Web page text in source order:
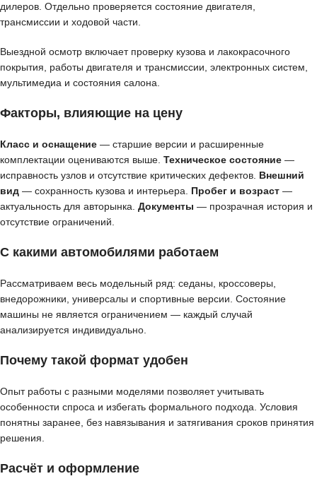
дилеров. Отдельно проверяется состояние двигателя,
трансмиссии и ходовой части.
Выездной осмотр включает проверку кузова и лакокрасочного
покрытия, работы двигателя и трансмиссии, электронных систем,
мультимедиа и состояния салона.
Факторы, влияющие на цену
Класс и оснащение — старшие версии и расширенные
комплектации оцениваются выше. Техническое состояние —
исправность узлов и отсутствие критических дефектов. Внешний
вид — сохранность кузова и интерьера. Пробег и возраст —
актуальность для авторынка. Документы — прозрачная история и
отсутствие ограничений.
С какими автомобилями работаем
Рассматриваем весь модельный ряд: седаны, кроссоверы,
внедорожники, универсалы и спортивные версии. Состояние
машины не является ограничением — каждый случай
анализируется индивидуально.
Почему такой формат удобен
Опыт работы с разными моделями позволяет учитывать
особенности спроса и избегать формального подхода. Условия
понятны заранее, без навязывания и затягивания сроков принятия
решения.
Расчёт и оформление